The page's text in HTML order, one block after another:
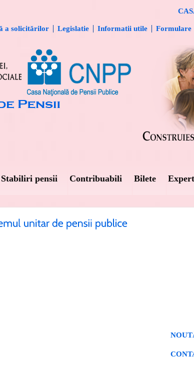
a solicitărilor Legislatie Informatii utile Formulare
Stabiliri pensii Contribuabili Bilete